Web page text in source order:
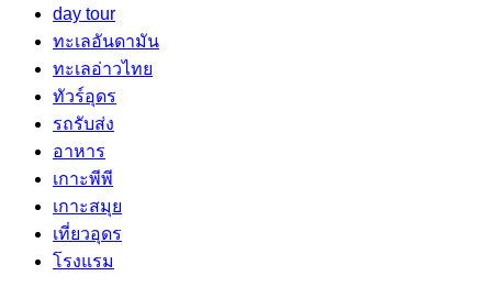
day tour
ทะเลอันดามัน
ทะเลอ่าวไทย
ทัวร์อุดร
รถรับส่ง
อาหาร
เกาะพีพี
เกาะสมุย
เที่ยวอุดร
โรงแรม